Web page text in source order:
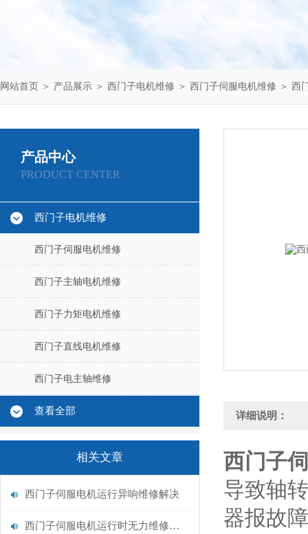
网站首页 ＞ 产品展示 ＞ 西门子电机维修 ＞ 西门子伺服电机维修 ＞ 西
产品中心
PRODUCT CENTER
西门子电机维修
西门子伺服电机维修
西门子主轴电机维修
西门子力矩电机维修
西门子直线电机维修
西门子电主轴维修
查看全部
相关文章
西门子伺服电机运行异响维修解决
西门子伺服电机运行时无力维修解决
详细说明：
西门子
导致轴
器报故